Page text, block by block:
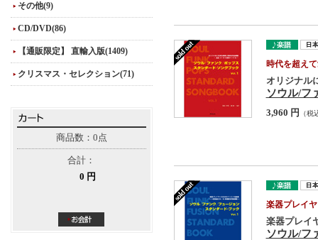
その他(9)
CD/DVD(86)
【通販限定】 直輸入版(1409)
クリスマス・セレクション(71)
商品数：0点
合計：
0 円
時代を超え
オリジナル
ソウル/フ
3,960 円 （税
楽器プレイ
楽器プレイ
ソウル/フ